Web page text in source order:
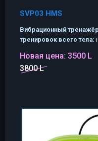
SVP03 HMS
Вибрационный
тренировок всего тела:
Новая цена: 3500 L
3800 L